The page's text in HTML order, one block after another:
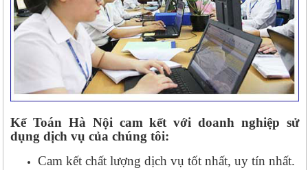
Kế Toán Hà Nội cam kết với doanh nghiệp sử
dụng dịch vụ của chúng tôi:
Cam kết chất lượng dịch vụ tốt nhất, uy tín nhất.